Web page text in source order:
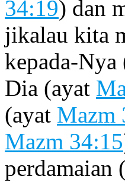
34:19) dan
jikalau kita
kepada-Nya
Dia (ayat
(ayat Mazm
Mazm 34:15
perdamaian